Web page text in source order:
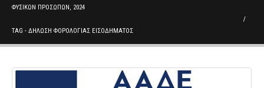
ΦΥΣΙΚΏΝ ΠΡΟΣΏΠΩΝ, 2024
TAG - ΔΉΛΩΣΗ ΦΟΡΟΛΟΓΊΑΣ ΕΙΣΟΔΉΜΑΤΟΣ